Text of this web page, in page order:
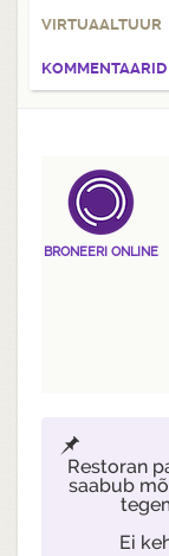
VIRTUAALTUUR
KOMMENTAARID
BRONEERI ONLINE
Restoran
saabub
Ei